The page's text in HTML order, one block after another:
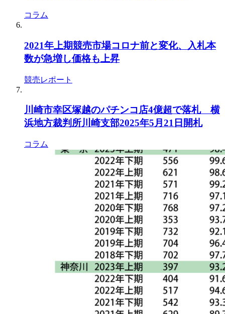
コラム
2021年上期競売市場コロナ前と変化、入札本
数が急増し価格も上昇
競売レポート
川崎市幸区塚越のパチンコ店4億超で落札 横
浜地方裁判所川崎支部2025年5月21日開札
コラム